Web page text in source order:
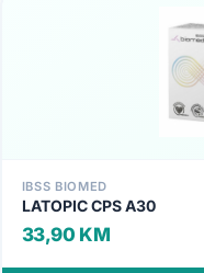
IBSS BIOMED
LATOPIC CPS A30
33,90 KM